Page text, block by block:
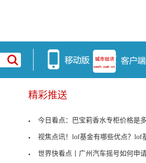
精彩推送
今日看点：巴宝莉香水专柜价格是多少？
视焦点讯！lof基金有哪些优点？lof基金
世界快看点丨广州汽车摇号如何申请？广